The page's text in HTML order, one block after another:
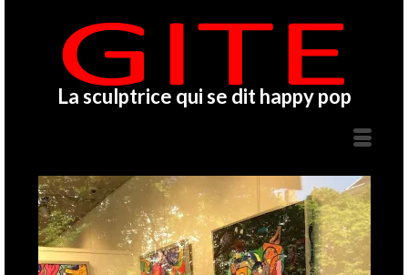
La sculptrice qui se dit happy pop